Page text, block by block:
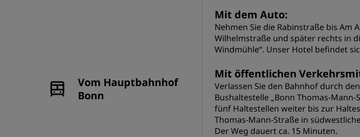
Vom Hauptbahnhof
Bonn
Mit dem Auto:
Nehmen Sie die Rabinstraße bis Am
Wilhelmstraße und später rechts in
Windmühle“. Unser Hotel befindet
Mit öffentlichen
Verlassen Sie den Bahnhof durch
Bushaltestelle „Bonn Thomas-
fünf Haltestellen weiter bis zur
Thomas-Mann-Straße in
Der Weg dauert ca. 15 Minuten.